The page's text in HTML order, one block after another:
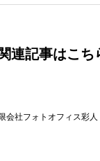
関連記事はこち
会社フォトオフィス彩人